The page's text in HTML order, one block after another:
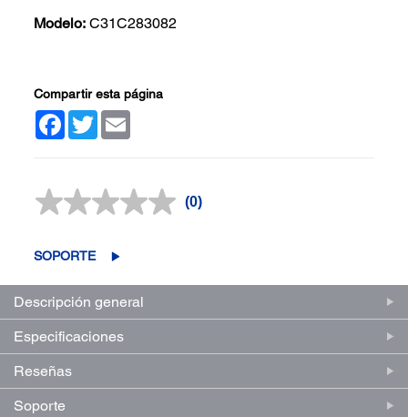
Modelo: C31C283082
Compartir esta página
Facebook
Twitter
Sin
misma
(0)
SOPORTE
Descripción general
Especificaciones
Reseñas
Soporte